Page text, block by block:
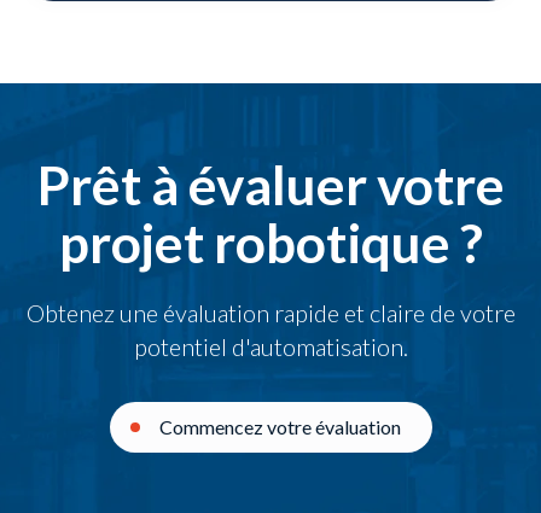
Prêt à évaluer votre
projet robotique ?
Obtenez une évaluation rapide et claire de votre
potentiel d'automatisation.
Commencez votre évaluation